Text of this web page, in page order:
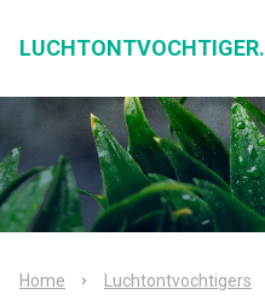
LUCHTONTVOCHTIGER.
Home Luchtontvochtigers